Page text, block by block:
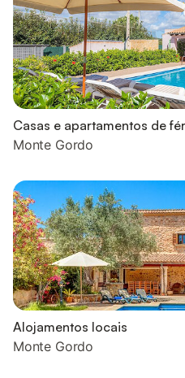
Casas e apartamentos de
Monte Gordo
Alojamentos locais
Monte Gordo